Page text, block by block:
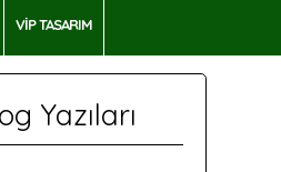
VİP TASARIM
Yazıları